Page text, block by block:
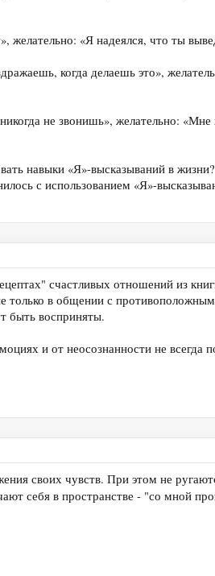
«Я надеялся, что ты
когда делаешь это»,
не звонишь», желательно: «Мне
навыки «Я»-высказываний в жизни?
с использованием «Я»-
счастливых отношений из
только в общении с
быть восприняты.
и от неосознанности не всегда
своих чувств. При этом не
себя в пространстве - "со мной